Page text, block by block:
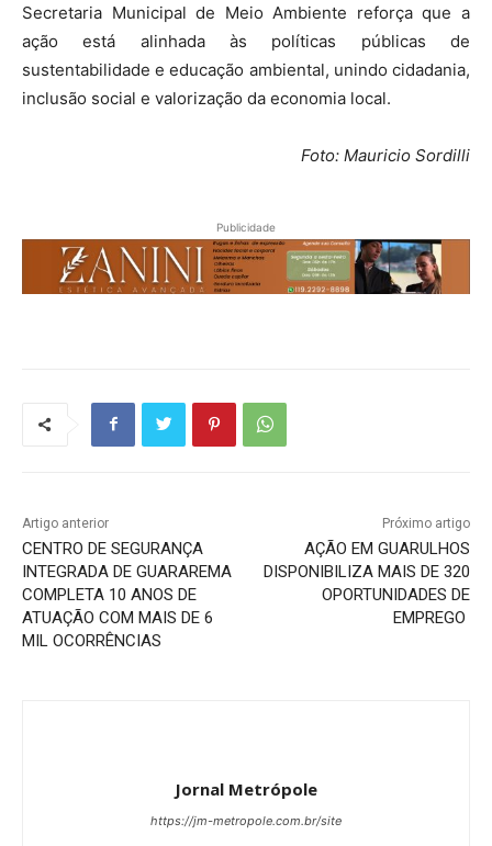
Secretaria Municipal de Meio Ambiente reforça que a
ação está alinhada às políticas públicas de
sustentabilidade e educação ambiental, unindo cidadania,
inclusão social e valorização da economia local.
Foto: Mauricio Sordilli
Publicidade
Artigo anterior
CENTRO DE SEGURANÇA
INTEGRADA DE GUARAREMA
COMPLETA 10 ANOS DE
ATUAÇÃO COM MAIS DE 6
MIL OCORRÊNCIAS
Próximo artigo
AÇÃO EM GUARULHOS
DISPONIBILIZA MAIS DE 320
OPORTUNIDADES DE
EMPREGO
Jornal Metrópole
https://jm-metropole.com.br/site